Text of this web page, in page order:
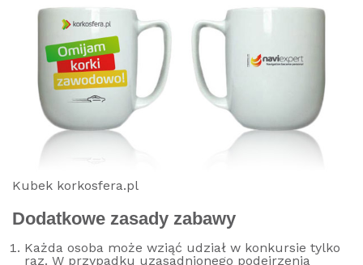
Kubek korkosfera.pl
Dodatkowe zasady zabawy
Każda osoba może wziąć udział w konkursie tylko
raz. W przypadku uzasadnionego podejrzenia